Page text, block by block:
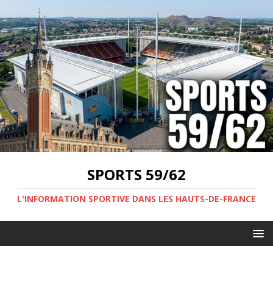
SPORTS 59/62
L'INFORMATION SPORTIVE DANS LES HAUTS-DE-FRANCE